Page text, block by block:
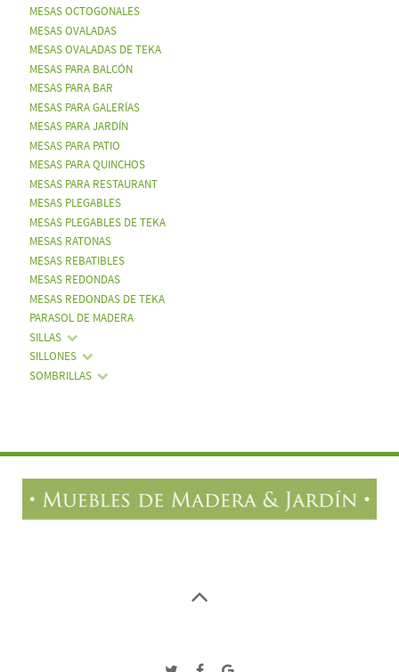
MESAS OCTOGONALES
MESAS OVALADAS
MESAS OVALADAS DE TEKA
MESAS PARA BALCÓN
MESAS PARA BAR
MESAS PARA GALERÍAS
MESAS PARA JARDÍN
MESAS PARA PATIO
MESAS PARA QUINCHOS
MESAS PARA RESTAURANT
MESAS PLEGABLES
MESAS PLEGABLES DE TEKA
MESAS RATONAS
MESAS REBATIBLES
MESAS REDONDAS
MESAS REDONDAS DE TEKA
PARASOL DE MADERA
SILLAS
SILLONES
SOMBRILLAS